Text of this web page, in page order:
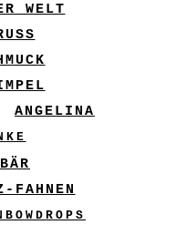
WELT
ANGELINA
FAHNEN